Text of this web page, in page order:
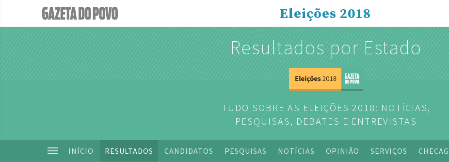
Eleições 2018
Resultados por Estado
TUDO SOBRE AS ELEIÇÕES 2018: NOTÍCIAS,
PESQUISAS, DEBATES E ENTREVISTAS
INÍCIO RESULTADOS CANDIDATOS PESQUISAS NOTÍCIAS OPINIÃO SERVIÇOS